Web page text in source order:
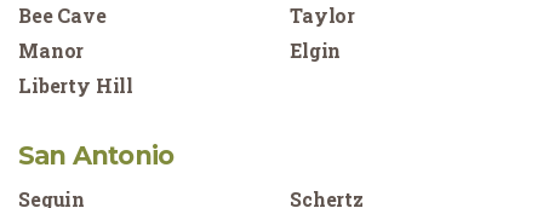
Bee Cave
Taylor
Manor
Elgin
Liberty Hill
San Antonio
Seguin Schertz